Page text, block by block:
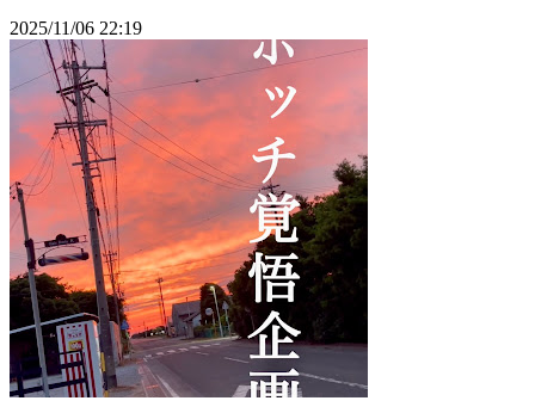
2025/11/06 22:19